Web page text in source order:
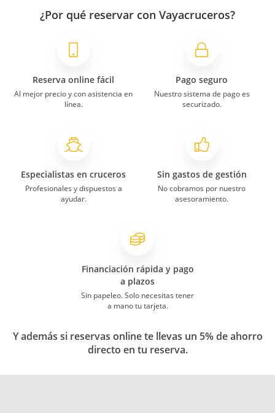
¿Por qué reservar con Vayacruceros?
Reserva online fácil
Al mejor precio y con asistencia en
línea.
Pago seguro
Nuestro sistema de pago es
securizado.
Especialistas en cruceros
Profesionales y dispuestos a
ayudar.
Sin gastos de gestión
No cobramos por nuestro
asesoramiento.
Financiación rápida y pago
a plazos
Sin papeleo. Solo necesitas tener
a mano tu tarjeta.
Y además si reservas online te llevas un 5% de ahorro
directo en tu reserva.